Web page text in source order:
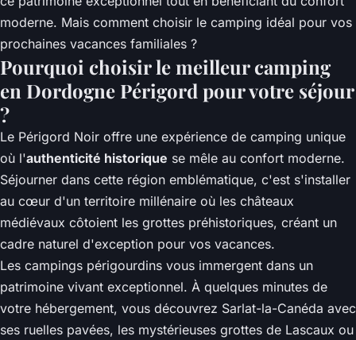
moderne. Mais comment choisir le camping idéal pour vos
prochaines vacances familiales ?
Pourquoi choisir le meilleur camping
en Dordogne Périgord pour votre séjour
?
Le Périgord Noir offre une expérience de camping unique
où l'authenticité historique se mêle au confort moderne.
Séjourner dans cette région emblématique, c'est s'installer
au cœur d'un territoire millénaire où les châteaux
médiévaux côtoient les grottes préhistoriques, créant un
cadre naturel d'exception pour vos vacances.
Les campings périgourdins vous immergent dans un
patrimoine vivant exceptionnel. À quelques minutes de
votre hébergement, vous découvrez Sarlat-la-Canéda avec
ses ruelles pavées, les mystérieuses grottes de Lascaux ou